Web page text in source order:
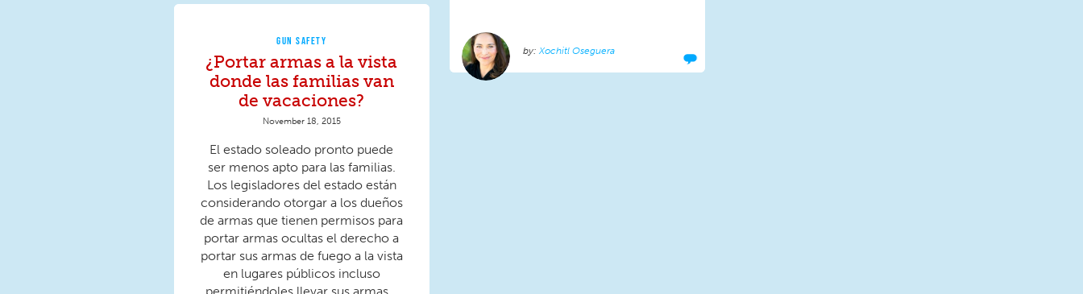
Xochitl Oseguera
GUN SAFETY
¿Portar armas a la vista
donde las familias van
de vacaciones?
November 18, 2015
El estado soleado pronto puede
ser menos apto para las familias.
Los legisladores del estado están
considerando otorgar a los dueños
de armas que tienen permisos para
portar armas ocultas el derecho a
portar sus armas de fuego a la vista
en lugares públicos incluso